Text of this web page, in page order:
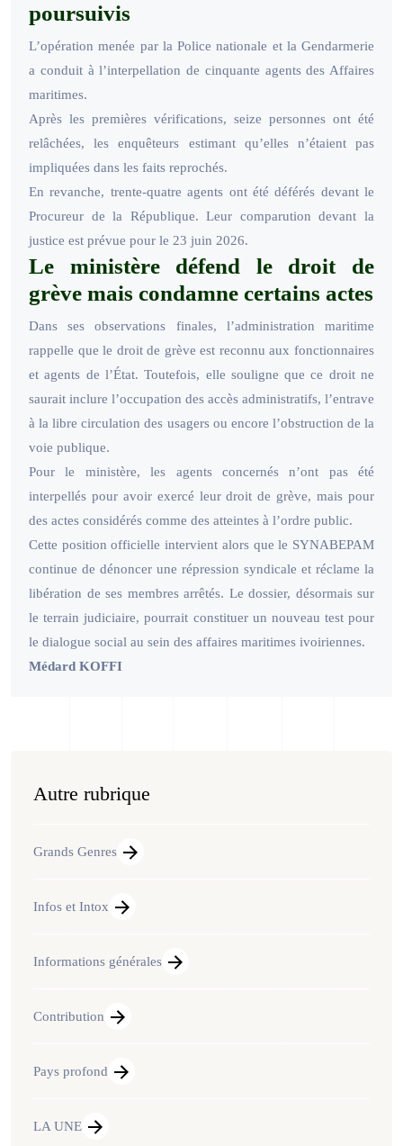
poursuivis
L’opération menée par la Police nationale et la Gendarmerie
a conduit à l’interpellation de cinquante agents des Affaires
maritimes.
Après les premières vérifications, seize personnes ont été
relâchées, les enquêteurs estimant qu’elles n’étaient pas
impliquées dans les faits reprochés.
En revanche, trente-quatre agents ont été déférés devant le
Procureur de la République. Leur comparution devant la
justice est prévue pour le 23 juin 2026.
Le ministère défend le droit de
grève mais condamne certains actes
Dans ses observations finales, l’administration maritime
rappelle que le droit de grève est reconnu aux fonctionnaires
et agents de l’État. Toutefois, elle souligne que ce droit ne
saurait inclure l’occupation des accès administratifs, l’entrave
à la libre circulation des usagers ou encore l’obstruction de la
voie publique.
Pour le ministère, les agents concernés n’ont pas été
interpellés pour avoir exercé leur droit de grève, mais pour
des actes considérés comme des atteintes à l’ordre public.
Cette position officielle intervient alors que le SYNABEPAM
continue de dénoncer une répression syndicale et réclame la
libération de ses membres arrêtés. Le dossier, désormais sur
le terrain judiciaire, pourrait constituer un nouveau test pour
le dialogue social au sein des affaires maritimes ivoiriennes.
Médard KOFFI
Autre rubrique
Grands Genres
Infos et Intox
Informations générales
Contribution
Pays profond
LA UNE